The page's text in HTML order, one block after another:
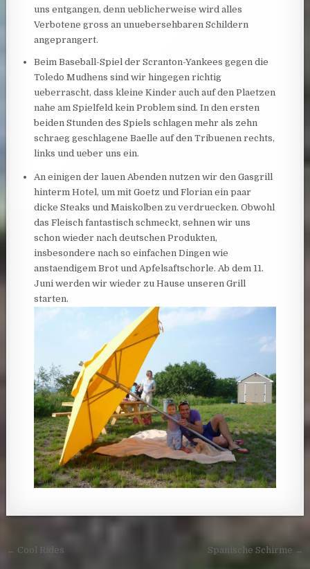
uns entgangen, denn ueblicherweise wird alles
Verbotene gross an unuebersehbaren Schildern
angeprangert.
Beim Baseball-Spiel der Scranton-Yankees gegen die
Toledo Mudhens sind wir hingegen richtig
ueberrascht, dass kleine Kinder auch auf den Plaetzen
nahe am Spielfeld kein Problem sind. In den ersten
beiden Stunden des Spiels schlagen mehr als zehn
schraeg geschlagene Baelle auf den Tribuenen rechts,
links und ueber uns ein.
An einigen der lauen Abenden nutzen wir den Gasgrill
hinterm Hotel, um mit Goetz und Florian ein paar
dicke Steaks und Maiskolben zu verdruecken. Obwohl
das Fleisch fantastisch schmeckt, sehnen wir uns
schon wieder nach deutschen Produkten,
insbesondere nach so einfachen Dingen wie
anstaendigem Brot und Apfelsaftschorle. Ab dem 11.
Juni werden wir wieder zu Hause unseren Grill
starten.
Post navigation
← Cool Rides Spanische Schirme →